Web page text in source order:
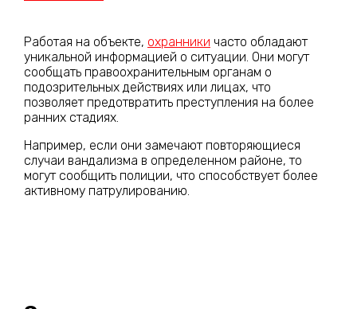
Работая на объекте, охранники часто обладают
уникальной информацией о ситуации. Они могут
сообщать правоохранительным органам о
подозрительных действиях или лицах, что
позволяет предотвратить преступления на более
ранних стадиях.
Например, если они замечают повторяющиеся
случаи вандализма в определенном районе, то
могут сообщить полиции, что способствует более
активному патрулированию.